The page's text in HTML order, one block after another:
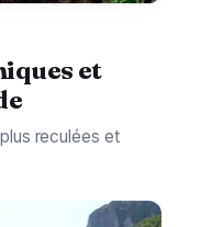
et
reculées et